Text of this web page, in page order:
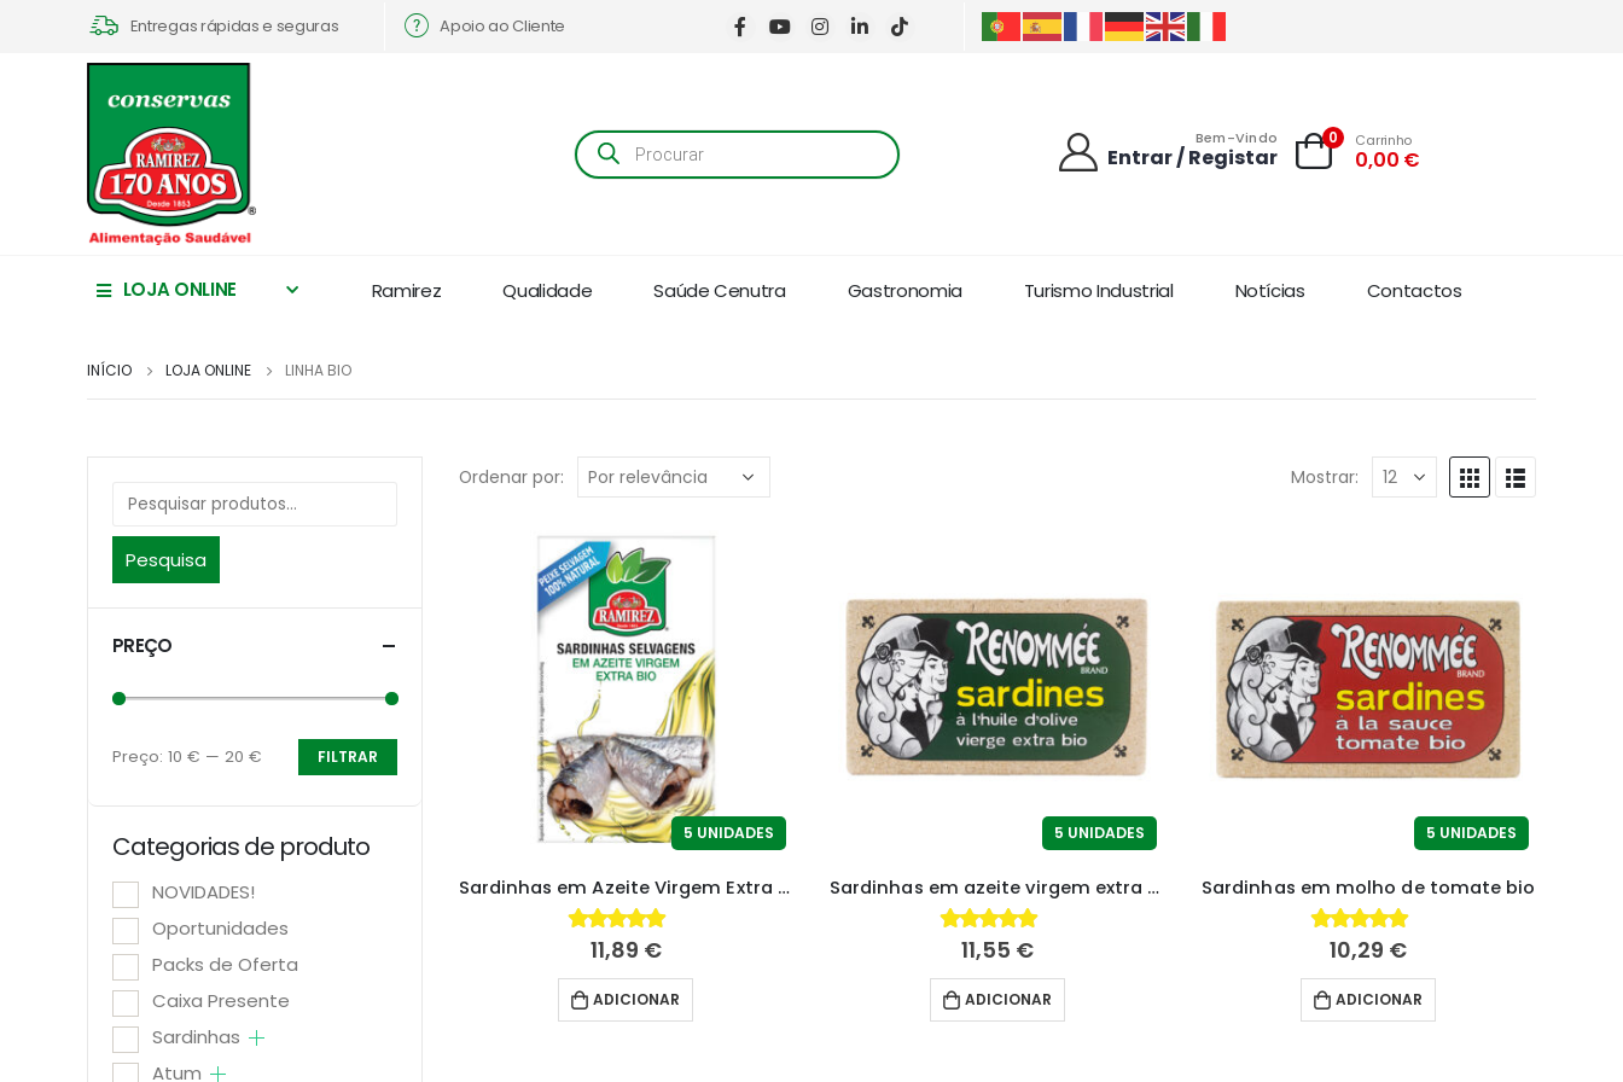
Entregas rápidas e seguras Apoio ao Cliente
Products
search
Bem-Vindo
Entrar / Registar
0 Carrinho
0,00 €
LOJA ONLINE Ramirez Qualidade Saúde Cenutra Gastronomia Turismo Industrial Notícias Contactos
INÍCIO LOJA ONLINE LINHA BIO
Ordenar por: Mostrar:
5 UNIDADES
Sardinhas em Azeite Virgem Extra Bio
4.85fora de 5
11,89 €
ADICIONAR
5 UNIDADES
Sardinhas em azeite virgem extra bio
4.86fora de 5
11,55 €
ADICIONAR
5 UNIDADES
Sardinhas em molho de tomate bio
4.83fora de 5
10,29 €
ADICIONAR
Pesquisa
PREÇO
Preço
mínimo
Preço
máximo
FILTRAR
Preço: 10 € — 20 €
Categorias de produto
NOVIDADES!
Oportunidades
Packs de Oferta
Caixa Presente
Sardinhas
Atum